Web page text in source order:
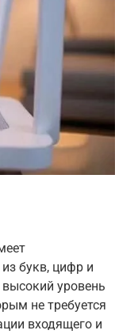
букв, цифр и
уровень
не требуется
входящего и